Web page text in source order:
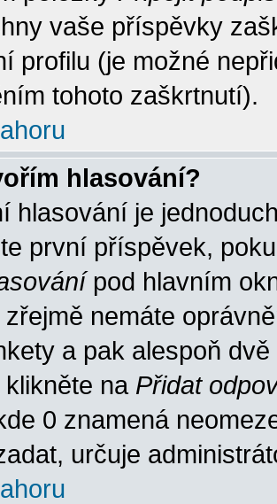
vaše příspěvky
profilu (je možné
tohoto zaškrtnutí).
hlasování?
hlasování je
první příspěvek,
pod hlavním
nemáte
a pak alespoň
na Přidat
0 znamená
určuje